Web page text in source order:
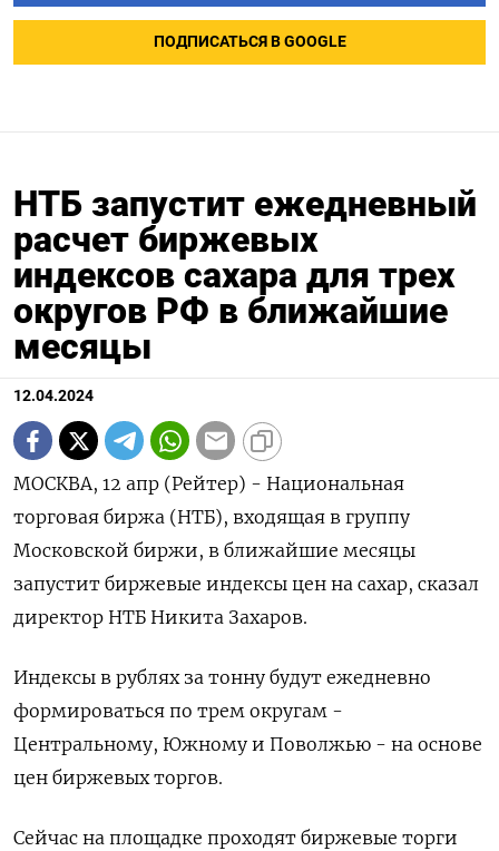
ПОДПИСАТЬСЯ В GOOGLE
НТБ запустит ежедневный
расчет биржевых
индексов сахара для трех
округов РФ в ближайшие
месяцы
12.04.2024
МОСКВА, 12 апр (Рейтер) - Национальная
торговая биржа (НТБ), входящая в группу
Московской биржи, в ближайшие месяцы
запустит биржевые индексы цен на сахар, сказал
директор НТБ Никита Захаров.
Индексы в рублях за тонну будут ежедневно
формироваться по трем округам -
Центральному, Южному и Поволжью - на основе
цен биржевых торгов.
Сейчас на площадке проходят биржевые торги